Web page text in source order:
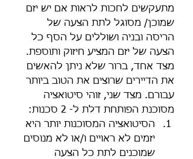
מתעקשים לחכות לראות אם יש יזם
שמוכן/ מסוגל לתת הצעה של
הריסה ובניה ושוללים על הסף כל
הצעה של יזם המציע חיזוק ותוספת.
מצד אחד, ברור שלא ניתן להאשים
את הדיירים שרוצים את הטוב ביותר
עבורם. מצד שני, זוהי סיטואציה
מסוכנת הפותחת דלת ל- 2 סכנות:
הסיטואציה המסוכנות יותר היא
יזמים לא ראויים ו/או לא מנוסים
שמוכנים לתת כל הצעה